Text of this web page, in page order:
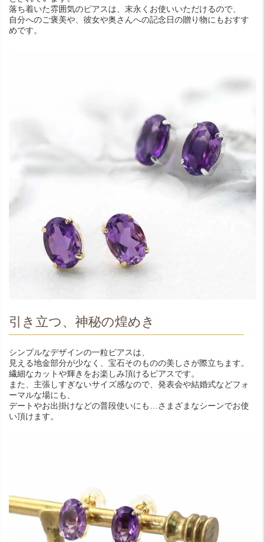
落ち着いた雰囲気のピアスは、末永くお使いいただけるので、
自分へのご褒美や、彼女や奥さんへの記念日の贈り物にもおすす
めです。
引き立つ、神秘の煌めき
シンプルなデザインの一粒ピアスは、
見える地金部分が少なく、宝石そのものの美しさが際立ちます。
繊細なカットや輝きをお楽しみ頂けるピアスです。
また、主張しすぎないサイズ感なので、発表会や結婚式などフォ
ーマルな場にも、
デートやお出掛けなどの普段使いにも…さまざまなシーンでお使
い頂けます。